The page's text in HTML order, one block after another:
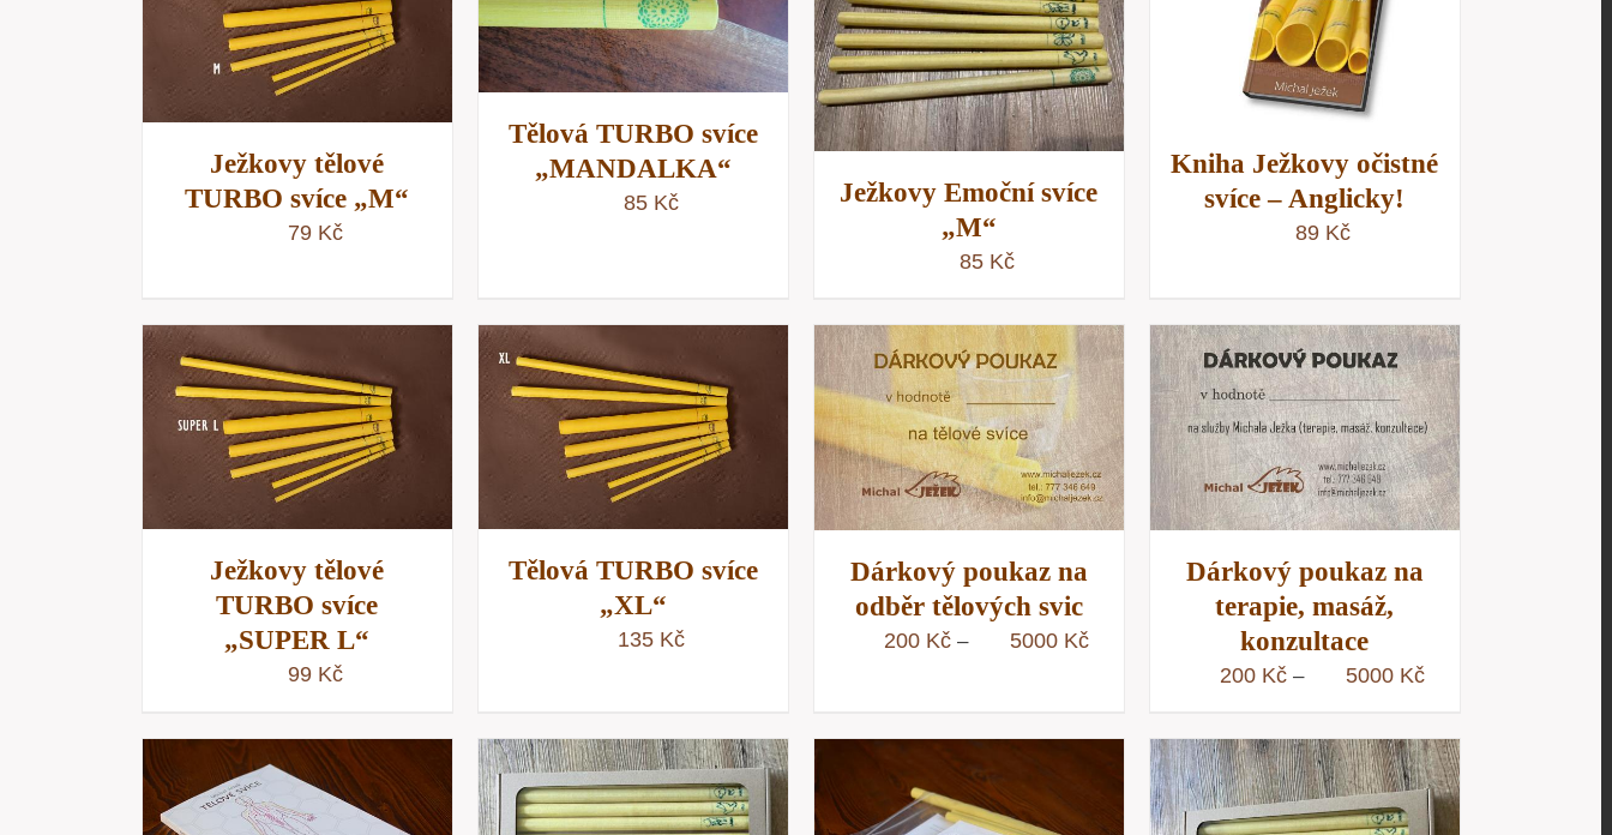
Ježkovy tělové
TURBO svíce „M“
79 Kč
RYCHLÝ NÁHLED
Tělová TURBO svíce
„MANDALKA“
85 Kč
PŘIDAT DO KOŠÍKU /
RYCHLÝ NÁHLED
Ježkovy Emoční svíce
„M“
85 Kč
PŘIDAT DO KOŠÍKU /
RYCHLÝ NÁHLED
Kniha Ježkovy očistné
svíce – Anglicky!
89 Kč
Ježkovy tělové
TURBO svíce
„SUPER L“
99 Kč
PŘIDAT DO KOŠÍKU
RYCHLÝ NÁHLED
Tělová TURBO svíce
„XL“
135 Kč
VÝBĚR MOŽNOSTÍ
RYCHLÝ NÁHLED
Dárkový poukaz na
odběr tělových svic
200 Kč – 5000 KčRozpětí
až
5000 Kč
VÝBĚR MOŽNOSTÍ
RYCHLÝ NÁHLED
Dárkový poukaz na
terapie, masáž,
konzultace
200 Kč – 5000 KčRozpětí
200 Kč
až
5000 Kč
PŘIDAT DO KOŠÍKU /